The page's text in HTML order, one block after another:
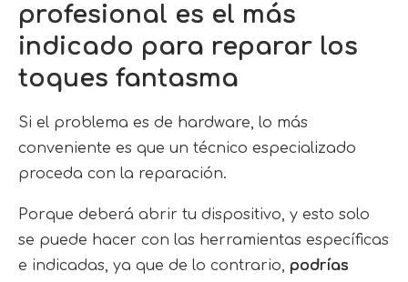
profesional es el más
indicado para reparar los
toques fantasma
Si el problema es de hardware, lo más
conveniente es que un técnico especializado
proceda con la reparación.
Porque deberá abrir tu dispositivo, y esto solo
se puede hacer con las herramientas específicas
e indicadas, ya que de lo contrario, podrías